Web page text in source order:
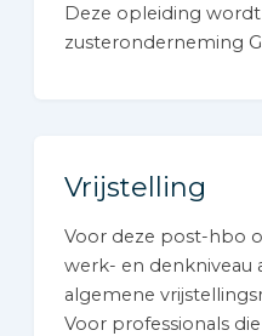
Deze opleiding
zusteronderneming
Vrijstelling
Voor deze post-hbo
werk- en denkniveau
algemene
Voor professionals